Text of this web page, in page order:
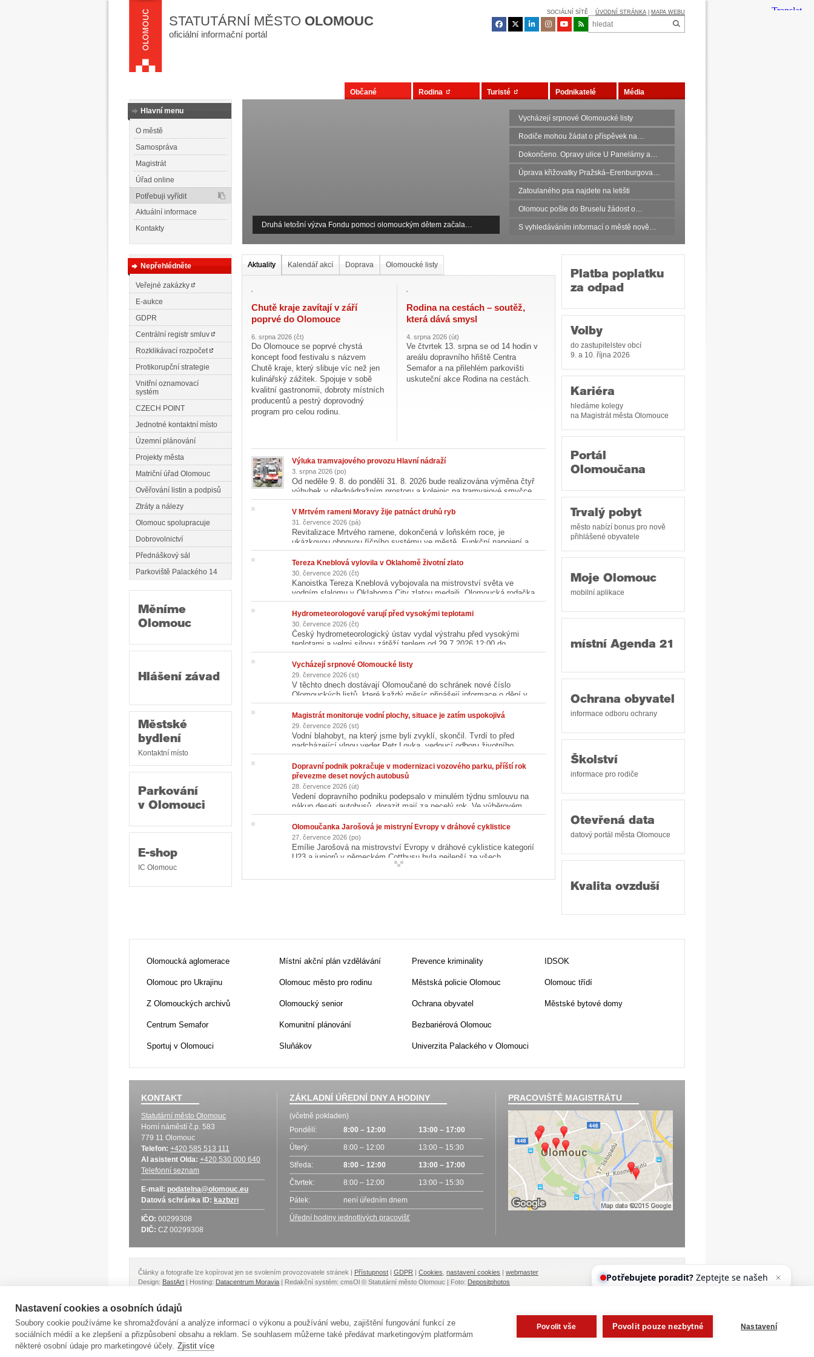
STATUTÁRNÍ MĚSTO OLOMOUC
oficiální informační portál
SOCIÁLNÍ SÍTĚ ÚVODNÍ STRÁNKA MAPA WEBU
Hlavní menu
O městě
Samospráva
Magistrát
Úřad online
Potřebuji vyřídit
Aktuální informace
Kontakty
Občané Rodina Turisté Podnikatelé Média
Druhá letošní výzva Fondu pomoci olomouckým dětem začala…
Vycházejí srpnové Olomoucké listy
Rodiče mohou žádat o příspěvek na…
Dokončeno. Opravy ulice U Panelárny a…
Úprava křižovatky Pražská–Erenburgova…
Zatoulaného psa najdete na letišti
Olomouc pošle do Bruselu žádost o…
S vyhledáváním informací o městě nově…
Nepřehlédněte
Veřejné zakázky
E-aukce
GDPR
Centrální registr smluv
Rozklikávací rozpočet
Protikorupční strategie
Vnitřní oznamovací
systém
CZECH POINT
Jednotné kontaktní místo
Územní plánování
Projekty města
Matriční úřad Olomouc
Ověřování listin a podpisů
Ztráty a nálezy
Olomouc spolupracuje
Dobrovolnictví
Přednáškový sál
Parkoviště Palackého 14
Měníme
Olomouc
Hlášení závad
Městské
bydlení
Kontaktní místo
Parkování
v Olomouci
E-shop
IC Olomouc
Platba poplatku
za odpad
Volby
do zastupitelstev obcí
9. a 10. října 2026
Kariéra
hledáme kolegy
na Magistrát města Olomouce
Portál
Olomoučana
Trvalý pobyt
město nabízí bonus pro nově
přihlášené obyvatele
Moje Olomouc
mobilní aplikace
místní Agenda 21
Ochrana obyvatel
informace odboru ochrany
Školství
informace pro rodiče
Otevřená data
datový portál města Olomouce
Kvalita ovzduší
Aktuality Kalendář akcí Doprava Olomoucké listy
Chutě kraje zavítají v září
poprvé do Olomouce
6. srpna 2026 (čt)
Do Olomouce se poprvé chystá
koncept food festivalu s názvem
Chutě kraje, který slibuje víc než jen
kulinářský zážitek. Spojuje v sobě
kvalitní gastronomii, dobroty místních
producentů a pestrý doprovodný
program pro celou rodinu.
Rodina na cestách – soutěž,
která dává smysl
4. srpna 2026 (út)
Ve čtvrtek 13. srpna se od 14 hodin v
areálu dopravního hřiště Centra
Semafor a na přilehlém parkovišti
uskuteční akce Rodina na cestách.
Výluka tramvajového provozu Hlavní nádraží
3. srpna 2026 (po)
Od neděle 9. 8. do pondělí 31. 8. 2026 bude realizována výměna čtyř
výhybek v přednádražním prostoru a kolejnic na tramvajové smyčce
Fibichova. Z tohoto důvodu bude vyloučena tramvajová doprava v
úseku Hlavní nádraží – Fibichova – Pavlovičky.
V Mrtvém rameni Moravy žije patnáct druhů ryb
31. července 2026 (pá)
Revitalizace Mrtvého ramene, dokončená v loňském roce, je
ukázkovou obnovou říčního systému ve městě. Funkční napojení a
příznivé podmínky jsou důvodem výskytu 15 druhů ryb.
Tereza Kneblová vylovila v Oklahomě životní zlato
30. července 2026 (čt)
Kanoistka Tereza Kneblová vybojovala na mistrovství světa ve
vodním slalomu v Oklahoma City zlatou medaili. Olomoucká rodačka
vyhrála o 2,52 sekundy před Monicou Doriaovou z Andorry a má první
medaili z velké seniorské akce.
Hydrometeorologové varují před vysokými teplotami
30. července 2026 (čt)
Český hydrometeorologický ústav vydal výstrahu před vysokými
teplotami a velmi silnou zátěží teplem od 29.7.2026 12:00 do
1.8.2026 00:00. Vysoké teploty nad 32 °C budou přetrvávat ještě i v
sobotu na většině území Moravy a Slezska.
Vycházejí srpnové Olomoucké listy
29. července 2026 (st)
V těchto dnech dostávají Olomoučané do schránek nové číslo
Olomouckých listů, které každý měsíc přinášejí informace o dění v
hanácké metropoli. Při jejich čtení mimo jiného zjistí, že olomoucký
dopravní podnik podepsal smlouvu na nákup dvaceti nových
elektrobusů. Také si přečtou, že radní schválili výběr zhotovitele nové
cyklostezky, která propojí městské části Slavonín a Nedvězí, její
stavba by měla začít letos na podzim. Nebo že v centru města
začnou od února 2027 platit změny v parkování.
Magistrát monitoruje vodní plochy, situace je zatím uspokojivá
29. července 2026 (st)
Vodní blahobyt, na který jsme byli zvyklí, skončil. Tvrdí to před
nadcházející vlnou veder Petr Loyka, vedoucí odboru životního
prostředí olomouckého magistrátu. Podle něj je důležité chránit každý
vodní zdroj a při prohlubujícím se suchu řešit problémy stojatých i
tekoucích vod.
Dopravní podnik pokračuje v modernizaci vozového parku, příští rok
převezme deset nových autobusů
28. července 2026 (út)
Vedení dopravního podniku podepsalo v minulém týdnu smlouvu na
nákup deseti autobusů, dorazit mají za necelý rok. Ve výběrovém
řízení uspěly vozy výrobce SOR Libchavy s.r.o. Půjde o klasické
solo vozy v délce 12 metrů, nahradí starší autobusy.
Olomoučanka Jarošová je mistryní Evropy v dráhové cyklistice
27. července 2026 (po)
Emílie Jarošová na mistrovství Evropy v dráhové cyklistice kategorií
U23 a juniorů v německém Cottbusu byla nejlepší ze všech.
Studentka olomouckého církevního gymnázia ve finále sprintu
Olomoucká aglomerace
Olomouc pro Ukrajinu
Z Olomouckých archivů
Centrum Semafor
Sportuj v Olomouci
Místní akční plán vzdělávání
Olomouc město pro rodinu
Olomoucký senior
Komunitní plánování
Sluňákov
Prevence kriminality
Městská policie Olomouc
Ochrana obyvatel
Bezbariérová Olomouc
Univerzita Palackého v Olomouci
IDSOK
Olomouc třídí
Městské bytové domy
KONTAKT
Statutární město Olomouc
Horní náměstí č.p. 583
779 11 Olomouc
Telefon: +420 585 513 111
AI asistent Olda: +420 530 000 640
Telefonní seznam
E-mail: podatelna@olomouc.eu
Datová schránka ID: kazbzri
IČO: 00299308
DIČ: CZ 00299308
ZÁKLADNÍ ÚŘEDNÍ DNY A HODINY
(včetně pokladen)
Pondělí:
8:00 – 12:00 13:00 – 17:00
Úterý: 8:00 – 12:00 13:00 – 15:30
Středa: 8:00 – 12:00 13:00 – 17:00
Čtvrtek: 8:00 – 12:00 13:00 – 15:30
Pátek: není úředním dnem
Úřední hodiny jednotlivých pracovišť
PRACOVIŠTĚ MAGISTRÁTU
Články a fotografie lze kopírovat jen se svolením provozovatele stránek | Přístupnost | GDPR | Cookies nastavení cookies | webmaster
Design: BastArt | Hosting: Datacentrum Moravia | Redakční systém: cmsOl © Statutární město Olomouc | Foto: Depositphotos
Nastavení cookies a osobních údajů
Soubory cookie používáme ke shromažďování a analýze informací o výkonu a používání webu, zajištění fungování funkcí ze
sociálních médií a ke zlepšení a přizpůsobení obsahu a reklam. Se souhlasem můžeme také předávat marketingovým platformám
některé osobní údaje pro marketingové účely. Zjistit více
Povolit vše Povolit pouze nezbytné Nastavení
Potřebujete poradit?
našeho asistenta Oldy.